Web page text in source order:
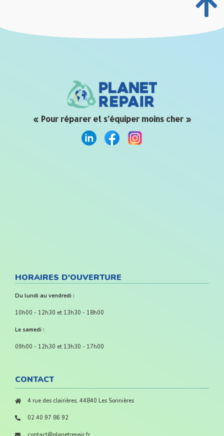
« Pour réparer et s’équiper moins cher »
HORAIRES D'OUVERTURE
Du lundi au vendredi :
10h00 - 12h30 et 13h30 - 18h00
Le samedi :
09h00 - 12h30 et 13h30 - 17h00
CONTACT
4 rue des clairières, 44840 Les Sorinières
02 40 97 86 92
contact@planetrepair.fr